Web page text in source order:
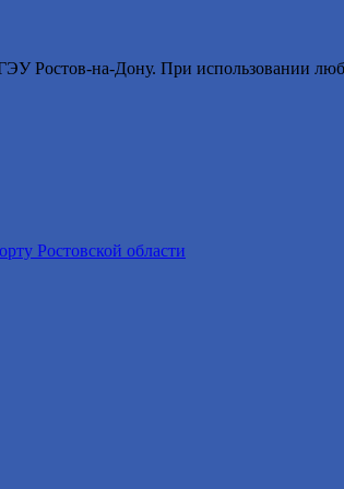
Ростов-на-Дону. При использовании
Ростовской области